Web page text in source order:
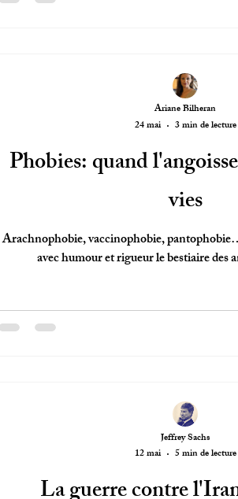
Phobies: quand
vies
Arachnophobie, vaccinophobie,
avec humour et rigueur le bestiaire des
Ariane Bilheran
24 mai
3 min de lecture
Jeffrey Sachs
12 mai
5 min de lecture